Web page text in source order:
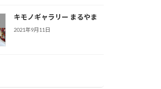
キモノギャラリー まるやま
2021年9月11日